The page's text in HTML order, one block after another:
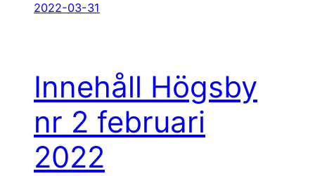
2022-03-31
Innehåll Högsby
nr 2 februari
2022